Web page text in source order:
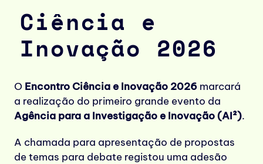
Ciência e
Inovação 2026
O Encontro Ciência e Inovação 2026 marcará
a realização do primeiro grande evento da
Agência para a Investigação e Inovação (AI²).
A chamada para apresentação de propostas
de temas para debate registou uma adesão